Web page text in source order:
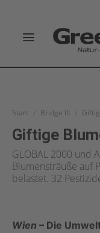
Start Bridge III
Giftige
GLOBAL 2000 und
Blumensträuße auf
belastet. 32
Wien – Die